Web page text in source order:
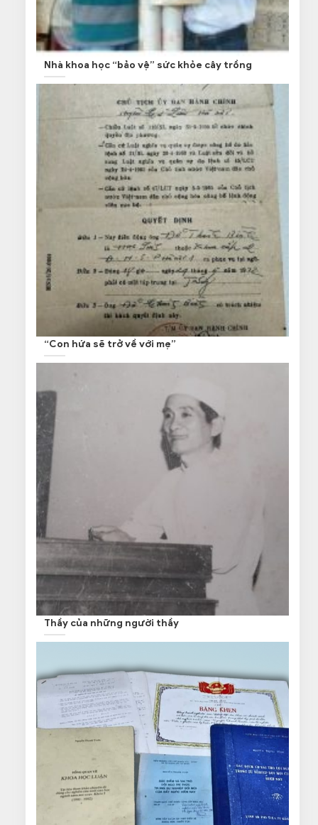
Nhà khoa học “bảo vệ” sức khỏe cây trồng
“Con hứa sẽ trở về với mẹ”
Thầy của những người thầy